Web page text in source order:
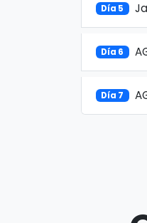
Día 5
Día 6
Día 7